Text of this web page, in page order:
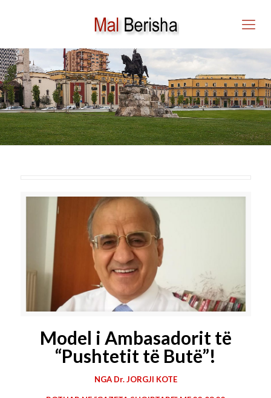
Model i Ambasadorit të
“Pushtetit të Butë”!
Model i Ambasadorit të
“Pushtetit të Butë”!
NGA Dr. JORGJI KOTE